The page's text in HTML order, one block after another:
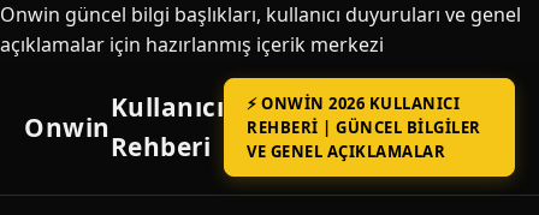
Onwin güncel bilgi başlıkları, kullanıcı duyuruları ve genel
açıklamalar için hazırlanmış içerik merkezi
Onwin
Kullanıcı
Rehberi
⚡ ONWIN 2026 KULLANICI
REHBERI | GÜNCEL BILGILER
VE GENEL AÇIKLAMALAR